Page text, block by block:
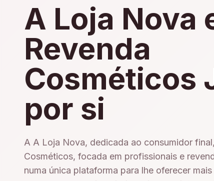
A Loja Nova
Revenda
Cosméticos
por si
A A Loja Nova, dedicada ao consumidor
Cosméticos, focada em profissionais e
numa única plataforma para lhe oferecer